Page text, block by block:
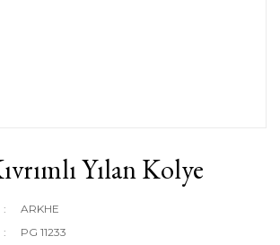
Yılan Kolye
ARKHE
PG 11233